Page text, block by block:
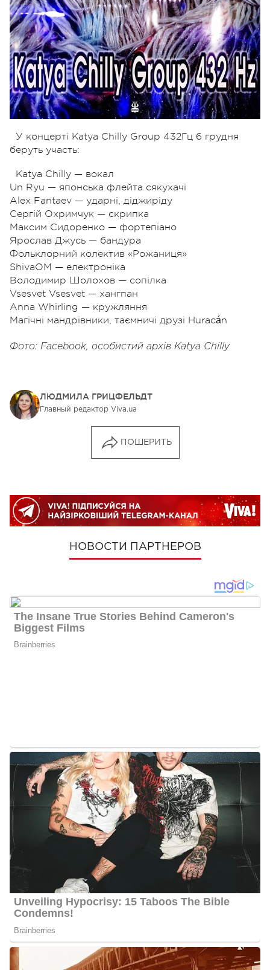
У концерті Katya Chilly Group 432Гц 6 грудня
беруть участь:
Katya Chilly — вокал
Un Ryu — японська флейта сякухачі
Alex Fantaev — ударні, діджиріду
Сергій Охримчук — скрипка
Максим Сидоренко — фортепіано
Ярослав Джусь — бандура
Фольклорний колектив «Рожаниця»
ShivaOM — електроніка
Володимир Шолохов — сопілка
Vsesvet Vsesvet — хангпан
Anna Whirling — кружляння
Магічні мандрівники, таємничі друзі Huracán ️
Фото: Facebook, особистий архів Katya Chilly
ЛЮДМИЛА ГРИЦФЕЛЬДТ
Главный редактор Viva.ua
ПОШЕРИТЬ
НОВОСТИ ПАРТНЕРОВ